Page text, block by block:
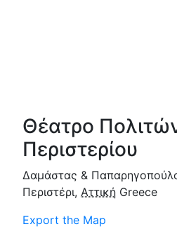
Θέατρο
Περιστερίου
Δαμάστας &
Περιστέρι, Αττική Greece
Export the Map